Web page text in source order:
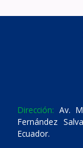
Dirección: Av.
Fernández
Ecuador.